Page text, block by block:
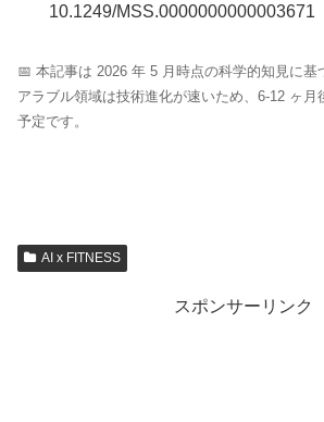
10.1249/MSS.0000000000003671
📅 本記事は 2026 年 5 月時点の科学的知見に基
アラブル領域は技術進化が速いため、6-12 ヶ月
予定です。
AI x FITNESS
スポンサーリンク